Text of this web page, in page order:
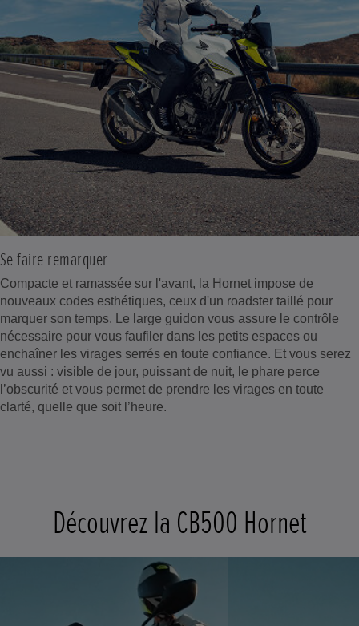
Se faire remarquer
Compacte et ramassée sur l'avant, la Hornet impose de
nouveaux codes esthétiques, ceux d'un roadster taillé pour
marquer son temps. Le large guidon vous assure le contrôle
nécessaire pour vous faufiler dans les petits espaces ou
enchaîner les virages serrés en toute confiance. Et vous serez
vu aussi : visible de jour, puissant de nuit, le phare perce
l’obscurité et vous permet de prendre les virages en toute
clarté, quelle que soit l’heure.
Découvrez la CB500 Hornet
t o I e t o